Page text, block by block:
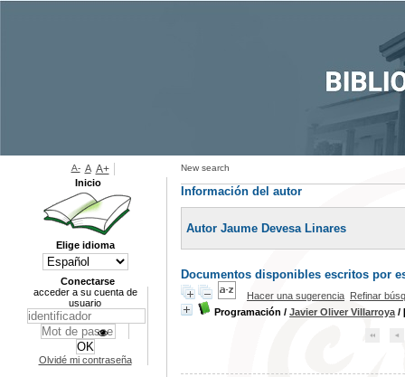
New search
Información del autor
Autor Jaume Devesa Linares
Documentos disponibles escritos por
Hacer una sugerencia Refinar
Programación / Javier Oliver Villarroya /
A- A A+
Inicio
Elige idioma
Conectarse
acceder a su cuenta de
usuario
Olvidé mi contraseña